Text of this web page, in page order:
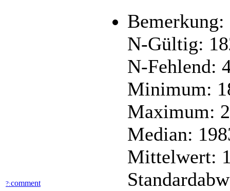
?:comment
Bemerkung:
N-Gültig:
N-Fehlend:
Minimum:
Maximum:
Median:
Mittelwert: